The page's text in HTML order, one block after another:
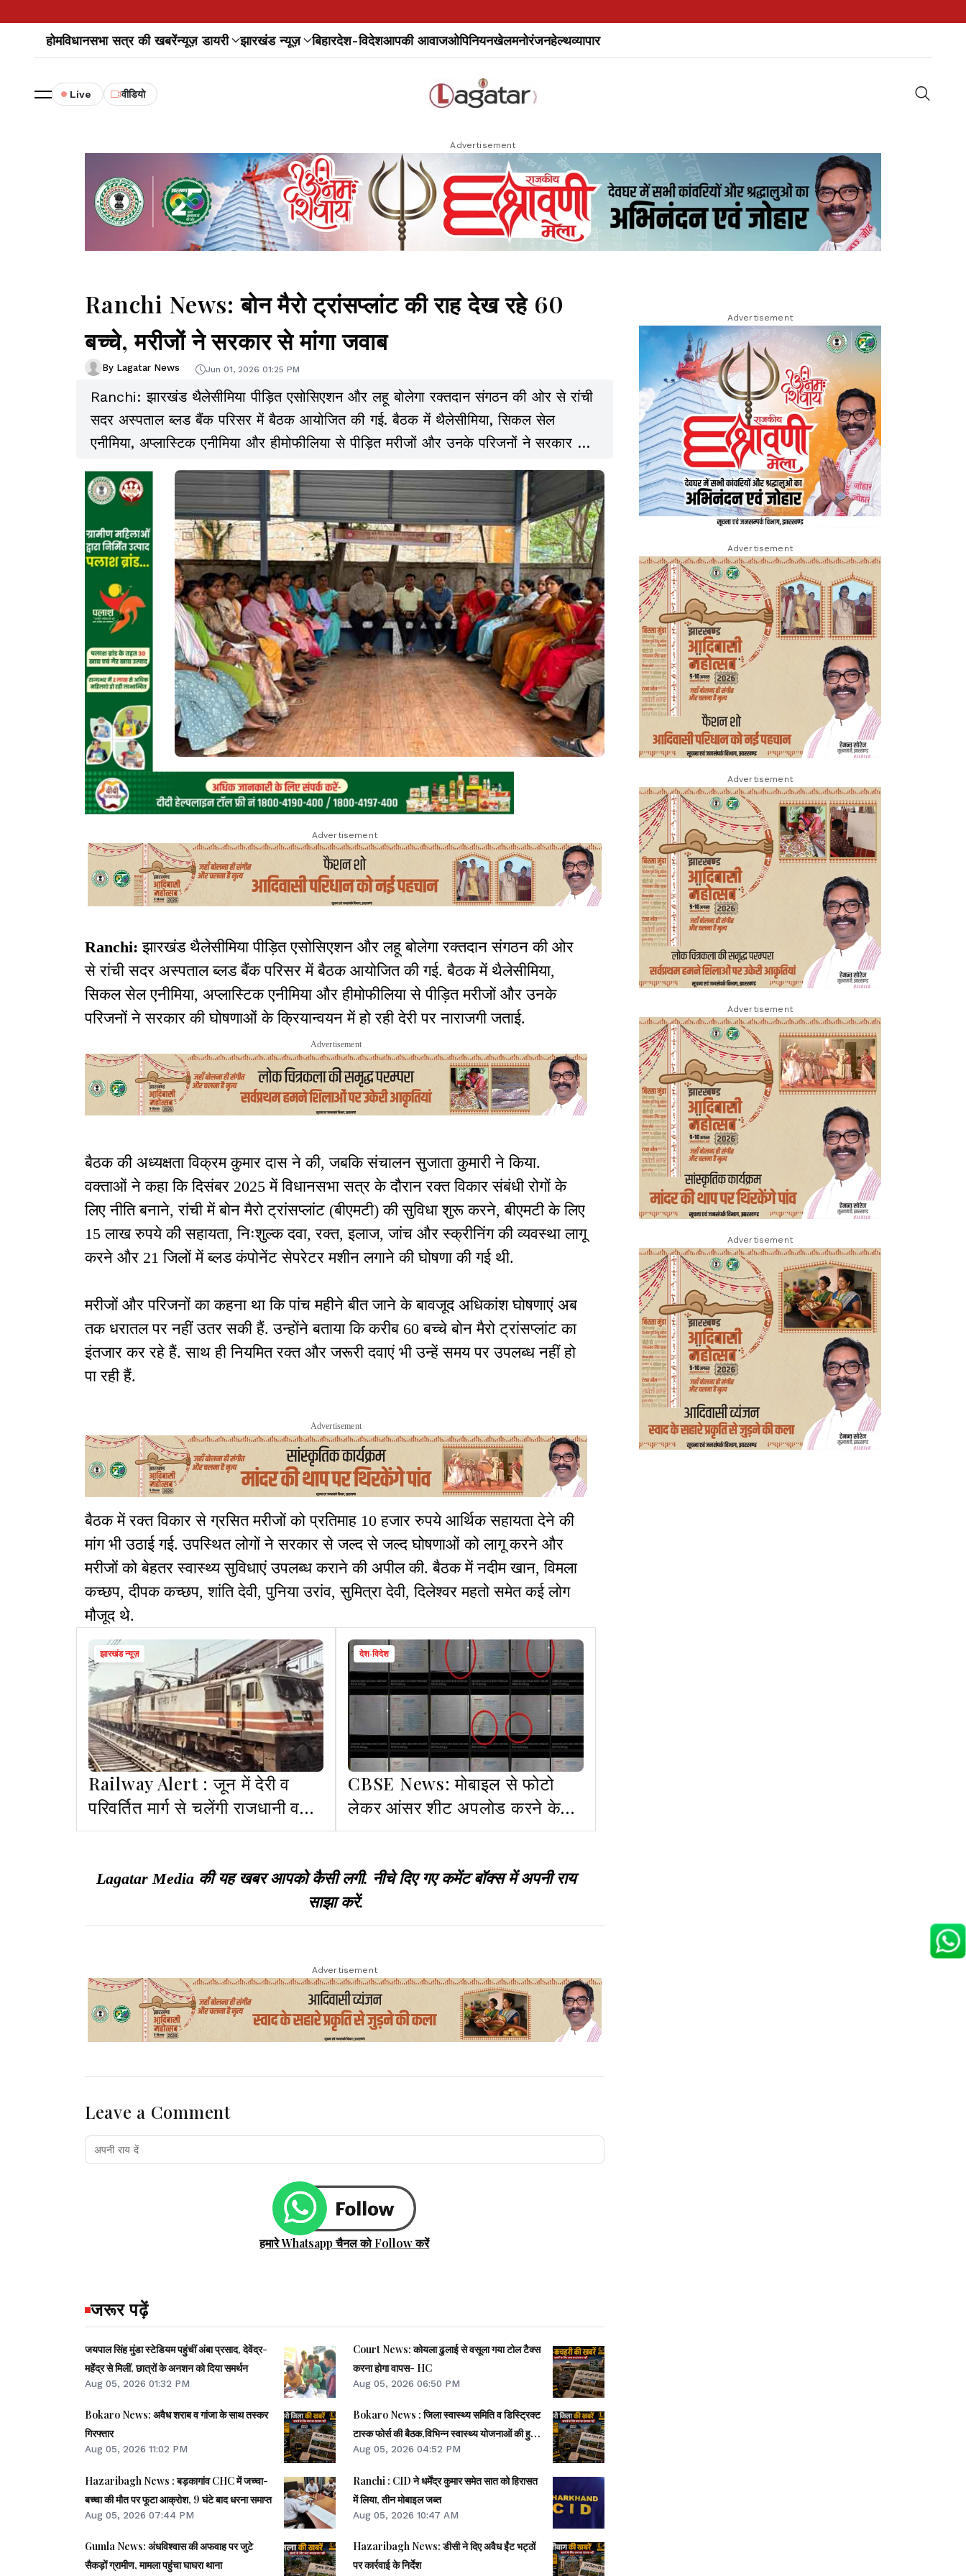
होमविधानसभा सत्र की खबरेंन्यूज़ डायरी झारखंड न्यूज़ बिहारदेश-विदेशआपकी आवाजओपिनियनखेलमनोरंजनहेल्थव्यापार
Live वीडियो
Advertisement
Ranchi News: बोन मैरो ट्रांसप्लांट की राह देख रहे 60
बच्चे, मरीजों ने सरकार से मांगा जवाब
By Lagatar News Jun 01, 2026 01:25 PM
Ranchi: झारखंड थैलेसीमिया पीड़ित एसोसिएशन और लहू बोलेगा रक्तदान संगठन की ओर से रांची
सदर अस्पताल ब्लड बैंक परिसर में बैठक आयोजित की गई. बैठक में थैलेसीमिया, सिकल सेल
एनीमिया, अप्लास्टिक एनीमिया और हीमोफीलिया से पीड़ित मरीजों और उनके परिजनों ने सरकार की
घोषणाओं के क्रियान्वयन में हो रही देरी पर नाराजगी जताई.
Advertisement
Ranchi:झारखंड थैलेसीमिया पीड़ित एसोसिएशन और लहू बोलेगा रक्तदान संगठन की ओर
से रांची सदर अस्पताल ब्लड बैंक परिसर में बैठक आयोजित की गई. बैठक में थैलेसीमिया,
सिकल सेल एनीमिया, अप्लास्टिक एनीमिया और हीमोफीलिया से पीड़ित मरीजों और उनके
परिजनों ने सरकार की घोषणाओं के क्रियान्वयन में हो रही देरी पर नाराजगी जताई.
Advertisement
बैठक की अध्यक्षता विक्रम कुमार दास ने की, जबकि संचालन सुजाता कुमारी ने किया.
वक्ताओं ने कहा कि दिसंबर 2025 में विधानसभा सत्र के दौरान रक्त विकार संबंधी रोगों के
लिए नीति बनाने, रांची में बोन मैरो ट्रांसप्लांट (बीएमटी) की सुविधा शुरू करने, बीएमटी के लिए
15 लाख रुपये की सहायता, निःशुल्क दवा, रक्त, इलाज, जांच और स्क्रीनिंग की व्यवस्था लागू
करने और 21 जिलों में ब्लड कंपोनेंट सेपरेटर मशीन लगाने की घोषणा की गई थी.
मरीजों और परिजनों का कहना था कि पांच महीने बीत जाने के बावजूद अधिकांश घोषणाएं अब
तक धरातल पर नहीं उतर सकी हैं. उन्होंने बताया कि करीब 60 बच्चे बोन मैरो ट्रांसप्लांट का
इंतजार कर रहे हैं. साथ ही नियमित रक्त और जरूरी दवाएं भी उन्हें समय पर उपलब्ध नहीं हो
पा रही हैं.
Advertisement
बैठक में रक्त विकार से ग्रसित मरीजों को प्रतिमाह 10 हजार रुपये आर्थिक सहायता देने की
मांग भी उठाई गई. उपस्थित लोगों ने सरकार से जल्द से जल्द घोषणाओं को लागू करने और
मरीजों को बेहतर स्वास्थ्य सुविधाएं उपलब्ध कराने की अपील की. बैठक में नदीम खान, विमला
कच्छप, दीपक कच्छप, शांति देवी, पुनिया उरांव, सुमित्रा देवी, दिलेश्वर महतो समेत कई लोग
मौजूद थे.
झारखंड न्यूज़
Railway Alert : जून में देरी व
परिवर्तित मार्ग से चलेंगी राजधानी व
नीलांचल एक्सप्रेस
देश-विदेश
CBSE News: मोबाइल से फोटो
लेकर आंसर शीट अपलोड करने के
आरोप, कांग्रेस ने CBSE पर उठाए
Lagatar Media की यह खबर आपको कैसी लगी. नीचे दिए गए कमेंट बॉक्स में अपनी राय
साझा करें.
Advertisement
Leave a Comment
हमारे Whatsapp चैनल को Follow करें
जरूर पढ़ें
जयपाल सिंह मुंडा स्टेडियम पहुंचीं अंबा प्रसाद, देवेंद्र-
महेंद्र से मिलीं, छात्रों के अनशन को दिया समर्थन
Aug 05, 2026 01:32 PM
Bokaro News: अवैध शराब व गांजा के साथ तस्कर
गिरफ्तार
Aug 05, 2026 11:02 PM
Hazaribagh News : बड़कागांव CHC में जच्चा-
बच्चा की मौत पर फूटा आक्रोश, 9 घंटे बाद धरना समाप्त
Aug 05, 2026 07:44 PM
Gumla News: अंधविश्वास की अफवाह पर जुटे
सैकड़ों ग्रामीण, मामला पहुंचा घाघरा थाना
Court News: कोयला ढुलाई से वसूला गया टोल टैक्स
करना होगा वापस- HC
Aug 05, 2026 06:50 PM
Bokaro News : जिला स्वास्थ्य समिति व डिस्ट्रिक्ट
टास्क फोर्स की बैठक,विभिन्न स्वास्थ्य योजनाओं की हुई
समीक्षा
Aug 05, 2026 04:52 PM
Ranchi : CID ने धर्मेंद्र कुमार समेत सात को हिरासत
में लिया, तीन मोबाइल जब्त
Aug 05, 2026 10:47 AM
Hazaribagh News: डीसी ने दिए अवैध ईंट भट्ठों
पर कार्रवाई के निर्देश
Advertisement
Advertisement
Advertisement
Advertisement
Advertisement